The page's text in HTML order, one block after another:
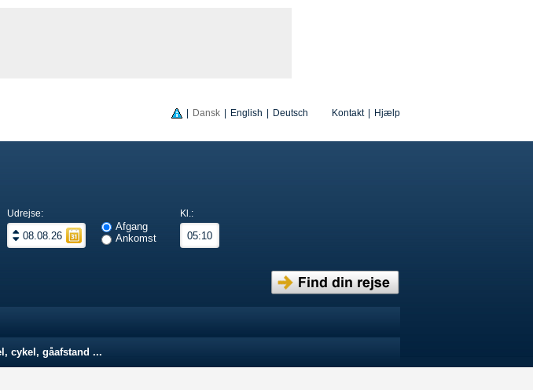
Kontakt Hjælp
Dansk English Deutsch
Udrejse:
Afgang
Ankomst
Kl.:
cykel, gåafstand ...